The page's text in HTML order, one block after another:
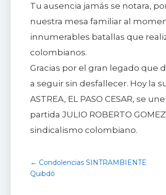
Tu ausencia jamás se notara,
nuestra mesa familiar al
innumerables batallas que
colombianos.
Gracias por el gran legado que
a seguir sin desfallecer. Hoy la
ASTREA, EL PASO CESAR, se
partida JULIO ROBERTO
sindicalismo colombiano.
← Condolencias SINTRAMBIENTE
Quibdó